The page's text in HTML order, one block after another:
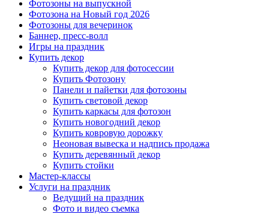
Фотозоны на выпускной
Фотозона на Новый год 2026
Фотозоны для вечеринок
Баннер, пресс-волл
Игры на праздник
Купить декор
Купить декор для фотосессии
Купить Фотозону
Панели и пайетки для фотозоны
Купить световой декор
Купить каркасы для фотозон
Купить новогодний декор
Купить ковровую дорожку
Неоновая вывеска и надпись продажа
Купить деревянный декор
Купить стойки
Мастер-классы
Услуги на праздник
Ведущий на праздник
Фото и видео съемка